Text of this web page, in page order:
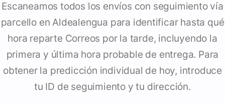
Escaneamos todos los envíos con seguimiento vía
parcello en Aldealengua para identificar hasta qué
hora reparte Correos por la tarde, incluyendo la
primera y última hora probable de entrega. Para
obtener la predicción individual de hoy, introduce
tu ID de seguimiento y tu dirección.